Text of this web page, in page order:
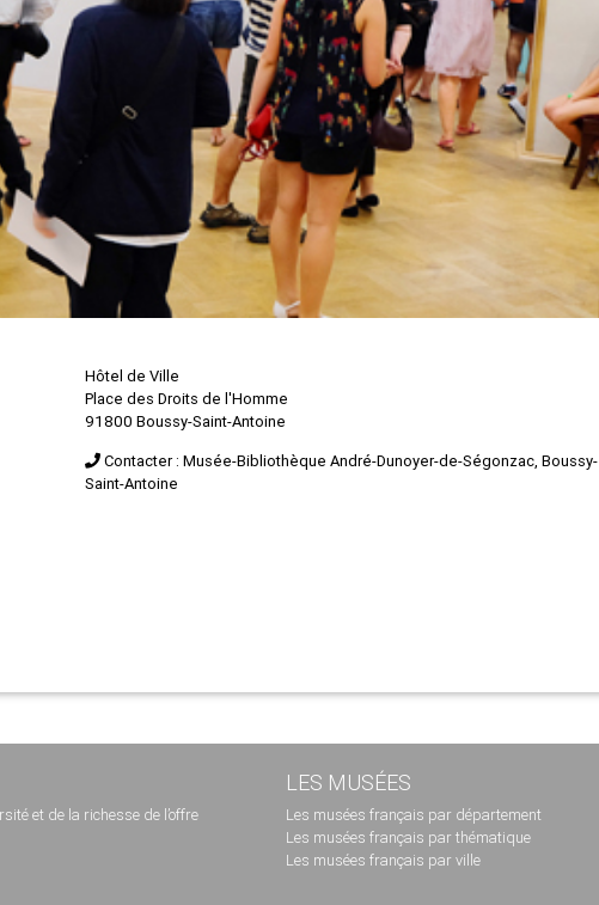
Hôtel de Ville
Place des Droits de l'Homme
91800 Boussy-Saint-Antoine
Contacter : Musée-Bibliothèque André-Dunoyer-de-Ségonzac, Boussy-
Saint-Antoine
et de la richesse de l’offre
LES MUSÉES
Les musées français par département
Les musées français par thématique
Les musées français par ville